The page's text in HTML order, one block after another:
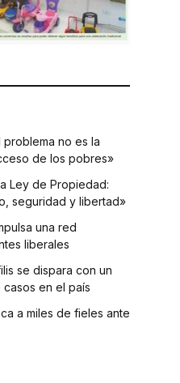
problema no es la
de los pobres»
Ley de Propiedad:
seguridad y libertad»
una red
liberales
se dispara con un
en el país
a miles de fieles ante